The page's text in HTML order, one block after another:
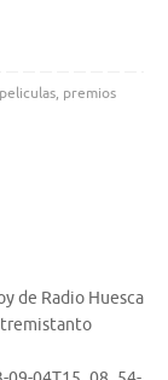
peliculas, premios
de Radio Huesca